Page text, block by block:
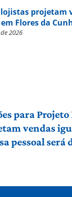
lojistas projetam
Flores da
2026
para
vendas
pessoal será